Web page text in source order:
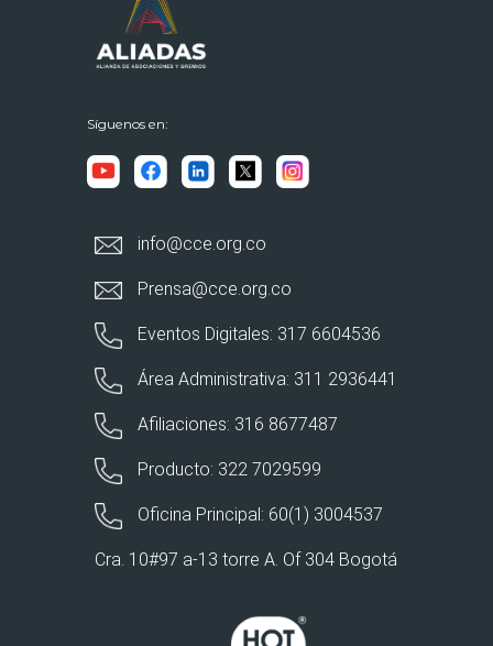
Síguenos en:
info@cce.org.co
Prensa@cce.org.co
Eventos Digitales: 317 6604536
Área Administrativa: 311 2936441
Afiliaciones: 316 8677487
Producto: 322 7029599
Oficina Principal: 60(1) 3004537
Cra. 10#97 a-13 torre A. Of 304 Bogotá